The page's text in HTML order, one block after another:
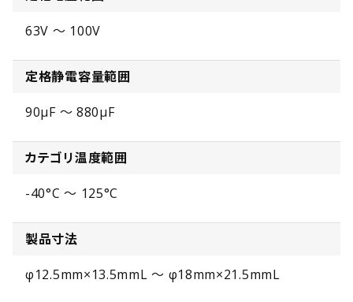
63V ～ 100V
定格静電容量範囲
90µF ～ 880µF
カテゴリ温度範囲
-40°C ～ 125°C
製品寸法
φ12.5mm×13.5mmL ～ φ18mm×21.5mmL